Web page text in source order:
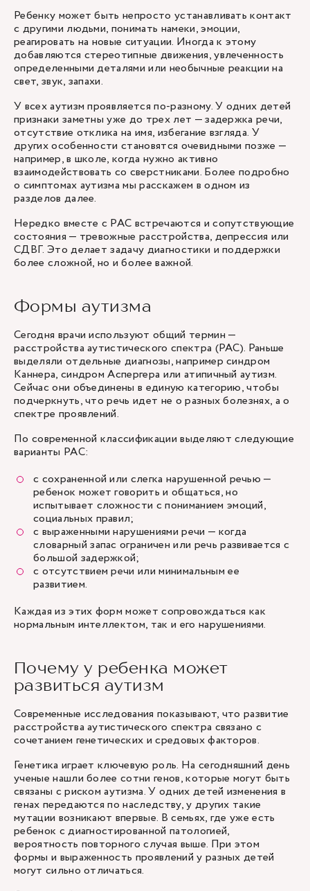
Ребенку может быть непросто устанавливать контакт
с другими людьми, понимать намеки, эмоции,
реагировать на новые ситуации. Иногда к этому
добавляются стереотипные движения, увлеченность
определенными деталями или необычные реакции на
свет, звук, запахи.
У всех аутизм проявляется по-разному. У одних детей
признаки заметны уже до трех лет — задержка речи,
отсутствие отклика на имя, избегание взгляда. У
других особенности становятся очевидными позже —
например, в школе, когда нужно активно
взаимодействовать со сверстниками. Более подробно
о симптомах аутизма мы расскажем в одном из
разделов далее.
Нередко вместе с РАС встречаются и сопутствующие
состояния — тревожные расстройства, депрессия или
СДВГ. Это делает задачу диагностики и поддержки
более сложной, но и более важной.
Формы аутизма
Сегодня врачи используют общий термин —
расстройства аутистического спектра (РАС). Раньше
выделяли отдельные диагнозы, например синдром
Каннера, синдром Аспергера или атипичный аутизм.
Сейчас они объединены в единую категорию, чтобы
подчеркнуть, что речь идет не о разных болезнях, а о
спектре проявлений.
По современной классификации выделяют следующие
варианты РАС:
с сохраненной или слегка нарушенной речью —
ребенок может говорить и общаться, но
испытывает сложности с пониманием эмоций,
социальных правил;
с выраженными нарушениями речи — когда
словарный запас ограничен или речь развивается с
большой задержкой;
с отсутствием речи или минимальным ее
развитием.
Каждая из этих форм может сопровождаться как
нормальным интеллектом, так и его нарушениями.
Почему у ребенка может
развиться аутизм
Современные исследования показывают, что развитие
расстройства аутистического спектра связано с
сочетанием генетических и средовых факторов.
Генетика играет ключевую роль. На сегодняшний день
ученые нашли более сотни генов, которые могут быть
связаны с риском аутизма. У одних детей изменения в
генах передаются по наследству, у других такие
мутации возникают впервые. В семьях, где уже есть
ребенок с диагностированной патологией,
вероятность повторного случая выше. При этом
формы и выраженность проявлений у разных детей
могут сильно отличаться.